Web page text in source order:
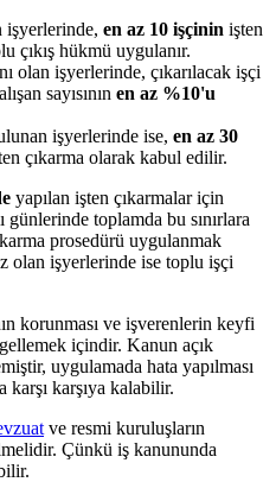
işyerlerinde, en az 10 işçinin işten
çıkış hükmü uygulanır.
olan işyerlerinde, çıkarılacak işçi
sayısının en az %10'u
işyerlerinde ise, en az 30
çıkarma olarak kabul edilir.
yapılan işten çıkarmalar için
toplamda bu sınırlara
prosedürü uygulanmak
olan işyerlerinde ise toplu işçi
korunması ve işverenlerin keyfi
içindir. Kanun açık
uygulamada hata yapılması
karşı karşıya kalabilir.
ve resmi kuruluşların
Çünkü iş kanununda